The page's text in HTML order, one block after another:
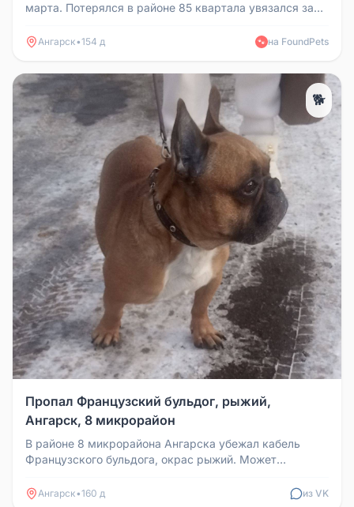
марта. Потерялся в районе 85 квартала увязался за
Ангарск•154 д 🐾 на FoundPets
🐕
Пропал Французский бульдог, рыжий,
Ангарск, 8 микрорайон
В районе 8 микрорайона Ангарска убежал кабель
Французского бульдога, окрас рыжий. Может
Ангарск•160 д из VK